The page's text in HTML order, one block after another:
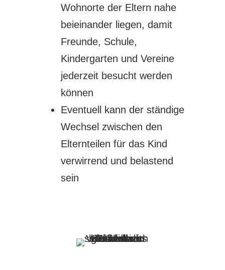
Wohnorte der Eltern nahe
beieinander liegen, damit
Freunde, Schule,
Kindergarten und Vereine
jederzeit besucht werden
können
Eventuell kann der ständige
Wechsel zwischen den
Elternteilen für das Kind
verwirrend und belastend
sein